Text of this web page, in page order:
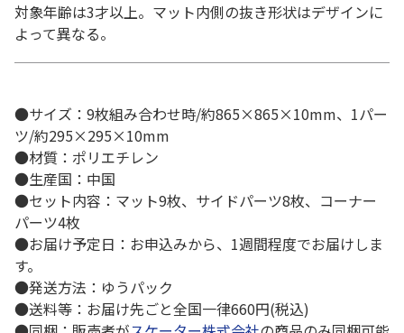
対象年齢は3才以上。マット内側の抜き形状はデザインに
よって異なる。
●サイズ：9枚組み合わせ時/約865×865×10mm、1パー
ツ/約295×295×10mm
●材質：ポリエチレン
●生産国：中国
●セット内容：マット9枚、サイドパーツ8枚、コーナー
パーツ4枚
●お届け予定日：お申込みから、1週間程度でお届けしま
す。
●発送方法：ゆうパック
●送料等：お届け先ごと全国一律660円(税込)